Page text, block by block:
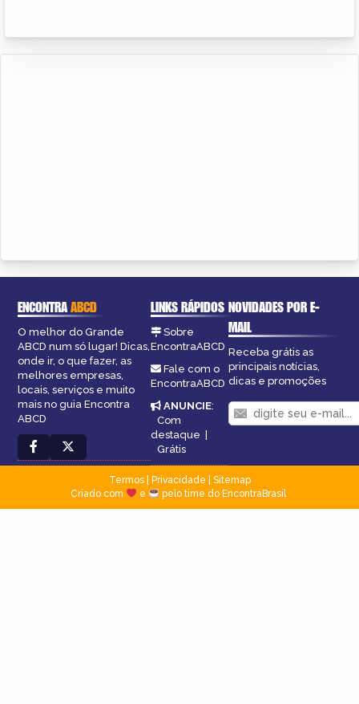
ENCONTRAABCD
O melhor do Grande
ABCD num só lugar! Dicas,
onde ir, o que fazer, as
melhores empresas,
locais, serviços e muito
mais no guia Encontra
ABCD
LINKS RÁPIDOS
Sobre
EncontraABCD
Fale com o
EncontraABCD
ANUNCIE:
Com
destaque |
Grátis
NOVIDADES POR E-
MAIL
Receba grátis as
principais notícias,
dicas e promoções
Termos| Privacidade
Sitemap
Criado com
e pelo time do EncontraBrasil